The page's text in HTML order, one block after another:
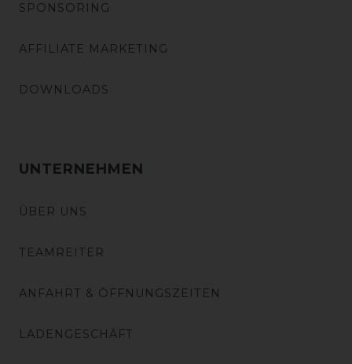
SPONSORING
AFFILIATE MARKETING
DOWNLOADS
UNTERNEHMEN
ÜBER UNS
TEAMREITER
ANFAHRT & ÖFFNUNGSZEITEN
LADENGESCHÄFT